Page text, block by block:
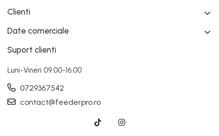
Clienti
Date comerciale
Suport clienti
Luni-Vineri 09:00-16:00
0729367542
contact@feederpro.ro